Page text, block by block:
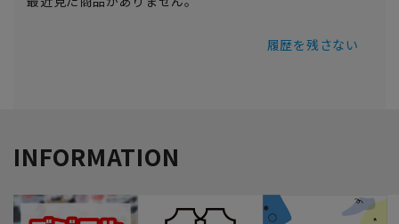
履歴を残さない
INFORMATION